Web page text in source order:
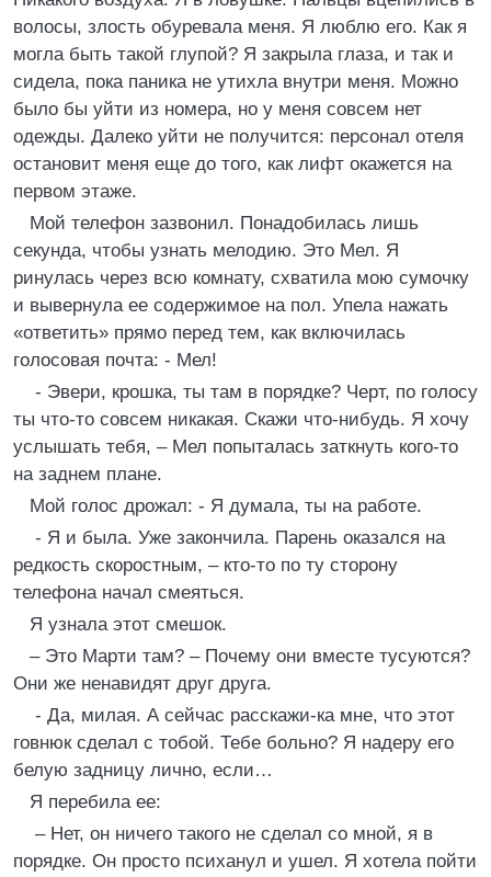
волосы, злость обуревала меня. Я люблю его. Как я
могла быть такой глупой? Я закрыла глаза, и так и
сидела, пока паника не утихла внутри меня. Можно
было бы уйти из номера, но у меня совсем нет
одежды. Далеко уйти не получится: персонал отеля
остановит меня еще до того, как лифт окажется на
первом этаже.
Мой телефон зазвонил. Понадобилась лишь
секунда, чтобы узнать мелодию. Это Мел. Я
ринулась через всю комнату, схватила мою сумочку
и вывернула ее содержимое на пол. Упела нажать
«ответить» прямо перед тем, как включилась
голосовая почта: - Мел!
- Эвери, крошка, ты там в порядке? Черт, по голосу
ты что-то совсем никакая. Скажи что-нибудь. Я хочу
услышать тебя, – Мел попыталась заткнуть кого-то
на заднем плане.
Мой голос дрожал: - Я думала, ты на работе.
- Я и была. Уже закончила. Парень оказался на
редкость скоростным, – кто-то по ту сторону
телефона начал смеяться.
Я узнала этот смешок.
– Это Марти там? – Почему они вместе тусуются?
Они же ненавидят друг друга.
- Да, милая. А сейчас расскажи-ка мне, что этот
говнюк сделал с тобой. Тебе больно? Я надеру его
белую задницу лично, если…
Я перебила ее:
– Нет, он ничего такого не сделал со мной, я в
порядке. Он просто психанул и ушел. Я хотела пойти